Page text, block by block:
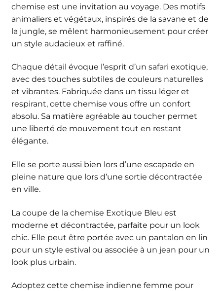
chemise est une invitation au voyage. Des motifs
animaliers et végétaux, inspirés de la savane et de
la jungle, se mêlent harmonieusement pour créer
un style audacieux et raffiné.
Chaque détail évoque l’esprit d’un safari exotique,
avec des touches subtiles de couleurs naturelles
et vibrantes. Fabriquée dans un tissu léger et
respirant, cette chemise vous offre un confort
absolu. Sa matière agréable au toucher permet
une liberté de mouvement tout en restant
élégante.
Elle se porte aussi bien lors d’une escapade en
pleine nature que lors d’une sortie décontractée
en ville.
La coupe de la chemise Exotique Bleu est
moderne et décontractée, parfaite pour un look
chic. Elle peut être portée avec un pantalon en lin
pour un style estival ou associée à un jean pour un
look plus urbain.
Adoptez cette chemise indienne femme pour